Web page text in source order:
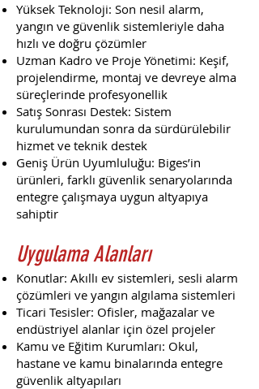
Yüksek Teknoloji: Son nesil alarm,
yangın ve güvenlik sistemleriyle daha
hızlı ve doğru çözümler
Uzman Kadro ve Proje Yönetimi: Keşif,
projelendirme, montaj ve devreye alma
süreçlerinde profesyonellik
Satış Sonrası Destek: Sistem
kurulumundan sonra da sürdürülebilir
hizmet ve teknik destek
Geniş Ürün Uyumluluğu: Biges’in
ürünleri, farklı güvenlik senaryolarında
entegre çalışmaya uygun altyapıya
sahiptir
Uygulama Alanları
Konutlar: Akıllı ev sistemleri, sesli alarm
çözümleri ve yangın algılama sistemleri
Ticari Tesisler: Ofisler, mağazalar ve
endüstriyel alanlar için özel projeler
Kamu ve Eğitim Kurumları: Okul,
hastane ve kamu binalarında entegre
güvenlik altyapıları